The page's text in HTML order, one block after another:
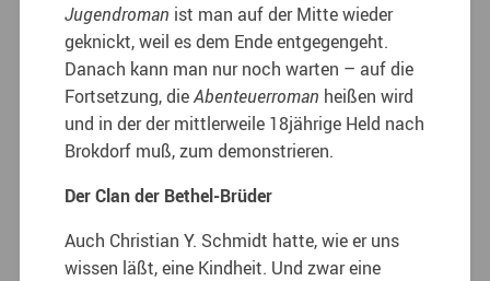
Jugendroman ist man auf der Mitte wieder
geknickt, weil es dem Ende entgegengeht.
Danach kann man nur noch warten – auf die
Fortsetzung, dieAbenteuerroman heißen wird
und in der der mittlerweile 18jährige Held nach
Brokdorf muß, zum demonstrieren.
Der Clan der Bethel-Brüder
Auch Christian Y. Schmidt hatte, wie er uns
wissen läßt, eine Kindheit. Und zwar eine